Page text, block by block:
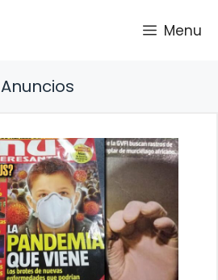
Menu
Anuncios